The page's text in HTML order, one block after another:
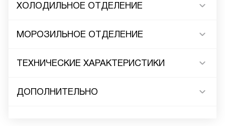
ХОЛОДИЛЬНОЕ ОТДЕЛЕНИЕ
МОРОЗИЛЬНОЕ ОТДЕЛЕНИЕ
ТЕХНИЧЕСКИЕ ХАРАКТЕРИСТИКИ
ДОПОЛНИТЕЛЬНО